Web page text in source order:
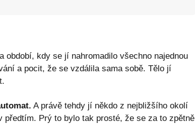
kdy se jí nahromadilo všechno najednou
a pocit, že se vzdálila sama sobě. Tělo jí
A právě tehdy jí někdo z nejbližšího okolí
Prý to bylo tak prosté, že se za to zpětně